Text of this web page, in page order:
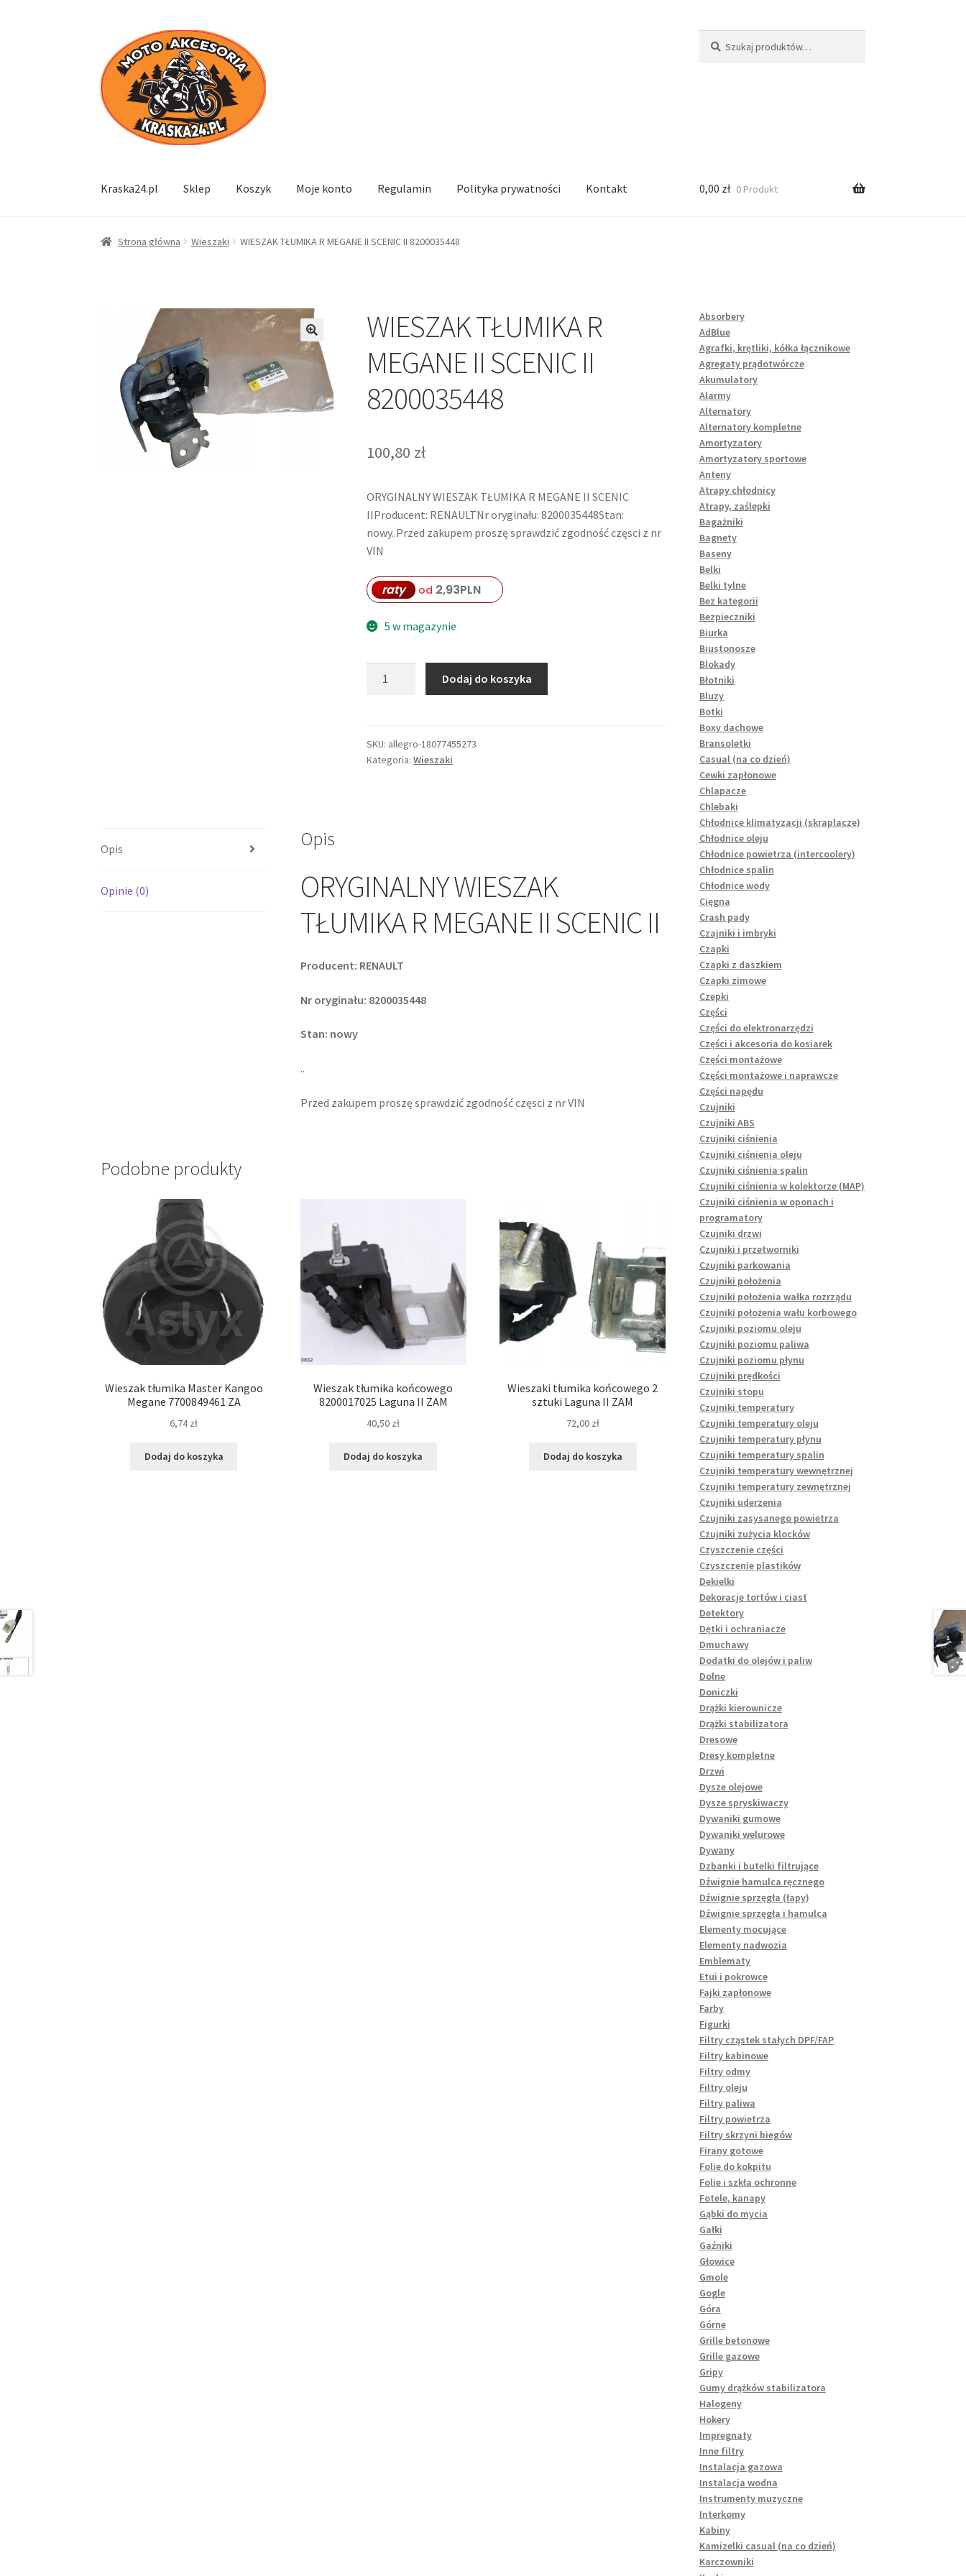
Przejdź
do
nawigacji
Przejdź
do
treści
Kraska24.pl Sklep Koszyk Moje konto Regulamin Polityka prywatności Kontakt 0,00 zł 0 Produkt
Strona główna Wieszaki WIESZAK TŁUMIKA R MEGANE II SCENIC II 8200035448
WIESZAK TŁUMIKA R
MEGANE II SCENIC II
8200035448
100,80 zł
ORYGINALNY WIESZAK TŁUMIKA R MEGANE II SCENIC
IIProducent: RENAULTNr oryginału: 8200035448Stan:
nowy..Przed zakupem proszę sprawdzić zgodność częsci z nr
VIN
raty od 2,93PLN
5 w magazynie
MEGANE
II
Dodaj do koszyka
SKU: allegro-18077455273
Kategoria:Wieszaki
Opis
Opinie (0)
Opis
ORYGINALNY WIESZAK
TŁUMIKA R MEGANE II SCENIC II
Producent: RENAULT
Nr oryginału: 8200035448
Stan: nowy
..
Przed zakupem proszę sprawdzić zgodność częsci z nr VIN
Podobne produkty
Wieszak tłumika Master Kangoo
Megane 7700849461 ZA
6,74zł
Dodaj do koszyka
Wieszak tłumika końcowego
8200017025 Laguna II ZAM
40,50 zł
Dodaj do koszyka
Wieszaki tłumika końcowego 2
sztuki Laguna II ZAM
72,00 zł
Dodaj do koszyka
Absorbery
AdBlue
Agrafki, krętliki, kółka łącznikowe
Agregaty prądotwórcze
Akumulatory
Alarmy
Alternatory
Alternatory kompletne
Amortyzatory
Amortyzatory sportowe
Anteny
Atrapy chłodnicy
Atrapy, zaślepki
Bagażniki
Bagnety
Baseny
Belki
Belki tylne
Bez kategorii
Bezpieczniki
Biurka
Biustonosze
Blokady
Błotniki
Bluzy
Botki
Boxy dachowe
Bransoletki
Casual (na co dzień)
Cewki zapłonowe
Chlapacze
Chlebaki
Chłodnice klimatyzacji (skraplacze)
Chłodnice oleju
Chłodnice powietrza (intercoolery)
Chłodnice spalin
Chłodnice wody
Cięgna
Crash pady
Czajniki i imbryki
Czapki
Czapki z daszkiem
Czapki zimowe
Czepki
Części
Części do elektronarzędzi
Części i akcesoria do kosiarek
Części montażowe
Części montażowe i naprawcze
Części napędu
Czujniki
Czujniki ABS
Czujniki ciśnienia
Czujniki ciśnienia oleju
Czujniki ciśnienia spalin
Czujniki ciśnienia w kolektorze (MAP)
Czujniki ciśnienia w oponach i
programatory
Czujniki drzwi
Czujniki i przetworniki
Czujniki parkowania
Czujniki położenia
Czujniki położenia wałka rozrządu
Czujniki położenia wału korbowego
Czujniki poziomu oleju
Czujniki poziomu paliwa
Czujniki poziomu płynu
Czujniki prędkości
Czujniki stopu
Czujniki temperatury
Czujniki temperatury oleju
Czujniki temperatury płynu
Czujniki temperatury spalin
Czujniki temperatury wewnętrznej
Czujniki temperatury zewnętrznej
Czujniki uderzenia
Czujniki zasysanego powietrza
Czujniki zużycia klocków
Czyszczenie części
Czyszczenie plastików
Dekielki
Dekoracje tortów i ciast
Detektory
Dętki i ochraniacze
Dmuchawy
Dodatki do olejów i paliw
Dolne
Doniczki
Drążki kierownicze
Drążki stabilizatora
Dresowe
Dresy kompletne
Drzwi
Dysze olejowe
Dysze spryskiwaczy
Dywaniki gumowe
Dywaniki welurowe
Dywany
Dzbanki i butelki filtrujące
Dźwignie hamulca ręcznego
Dźwignie sprzęgła (łapy)
Dźwignie sprzęgła i hamulca
Elementy mocujące
Elementy nadwozia
Emblematy
Etui i pokrowce
Fajki zapłonowe
Farby
Figurki
Filtry cząstek stałych DPF/FAP
Filtry kabinowe
Filtry odmy
Filtry oleju
Filtry paliwa
Filtry powietrza
Filtry skrzyni biegów
Firany gotowe
Folie do kokpitu
Folie i szkła ochronne
Fotele, kanapy
Gąbki do mycia
Gałki
Gaźniki
Głowice
Gmole
Gogle
Góra
Górne
Grille betonowe
Grille gazowe
Gripy
Gumy drążków stabilizatora
Halogeny
Hokery
Impregnaty
Inne filtry
Instalacja gazowa
Instalacja wodna
Instrumenty muzyczne
Interkomy
Kabiny
Kamizelki casual (na co dzień)
Karczowniki